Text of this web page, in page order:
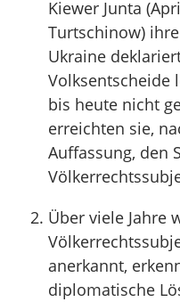
Kiewer Junta
Turtschinow)
Ukraine
Volksentscheide
bis heute nicht
erreichten sie,
Auffassung, den
Über viele Jahre
anerkannt,
diplomatische